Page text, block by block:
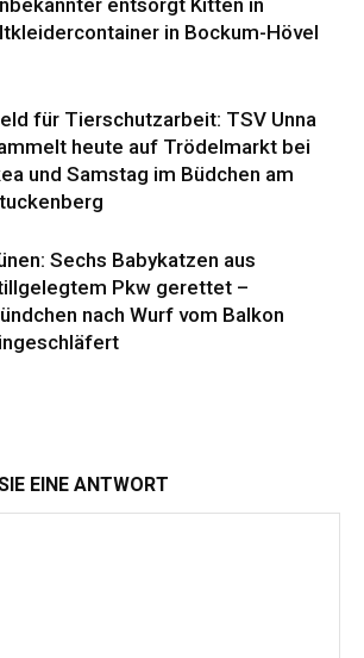
entsorgt Kitten in
in Bockum-Hövel
für Tierschutzarbeit: TSV Unna
heute auf Trödelmarkt bei
und Samstag im Büdchen am
Sechs Babykatzen aus
Pkw gerettet –
nach Wurf vom Balkon
EINE ANTWORT